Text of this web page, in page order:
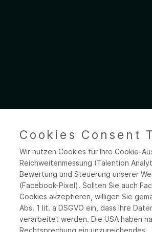
Commercial
(m/w/d) Site
Development
NürnbergMesse
Cookies Consent
Wir nutzen Cookies für Ihre Cookie-
Reichweitenmessung (Talention
Bewertung und Steuerung unserer
(Facebook-Pixel). Sollten Sie auch
Cookies akzeptieren, willigen Sie
Abs. 1 lit. a DSGVO ein, dass Ihre
verarbeitet werden. Die USA haben
Rechtsprechung ein unzureichendes